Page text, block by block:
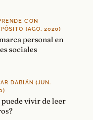
CON
(AGO. 2020)
personal en
sociales
DABIÁN (JUN.
puede vivir de leer